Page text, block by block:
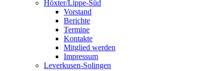
Höxter/Lippe-Süd
Vorstand
Berichte
Termine
Kontakte
Mitglied werden
Impressum
Leverkusen-Solingen